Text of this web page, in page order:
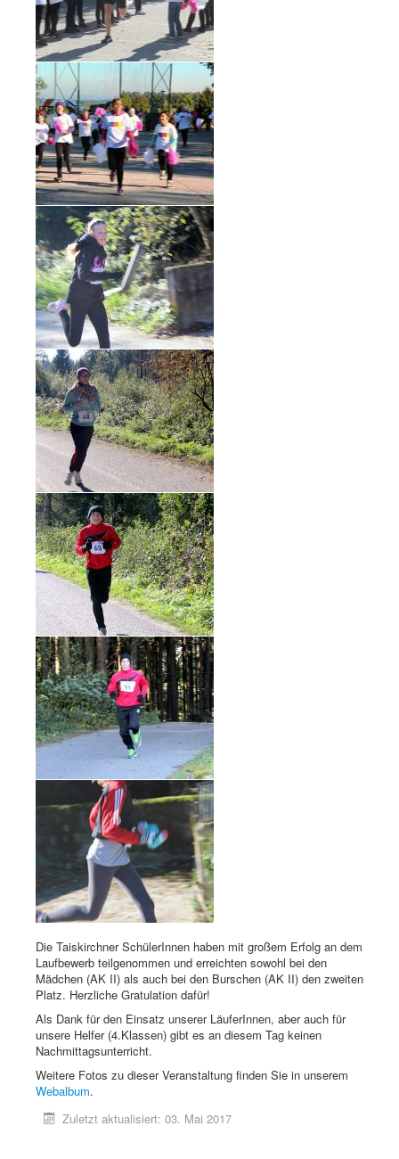
Die Taiskirchner SchülerInnen haben mit großem Erfolg an dem
Laufbewerb teilgenommen und erreichten sowohl bei den
Mädchen (AK II) als auch bei den Burschen (AK II) den zweiten
Platz. Herzliche Gratulation dafür!
Als Dank für den Einsatz unserer LäuferInnen, aber auch für
unsere Helfer (4.Klassen) gibt es an diesem Tag keinen
Nachmittagsunterricht.
Weitere Fotos zu dieser Veranstaltung finden Sie in unserem
Webalbum.
Zuletzt aktualisiert: 03. Mai 2017